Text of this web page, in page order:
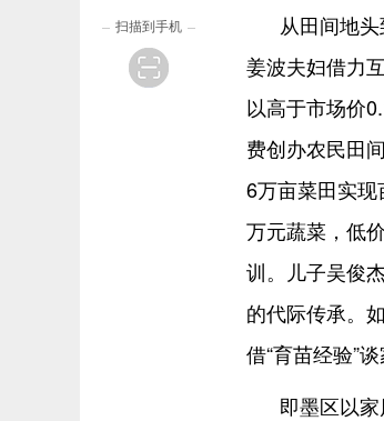
从田间地
姜波夫妇借力
以高于市场价
费创办农民田
6万亩菜田实
万元蔬菜，低
训。儿子吴俊
的代际传承。
借“育苗经验”
即墨区以
扫描到手机